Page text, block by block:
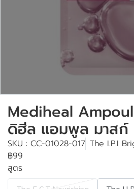
Mediheal
ดิฮีล แอมพูล มาสก์
SKU : CC-01028-017 The I.P.I
฿99
สูตร